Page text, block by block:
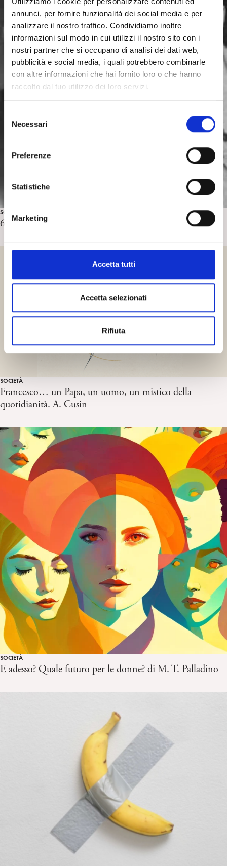
annunci, per fornire funzionalità dei social media e per
analizzare il nostro traffico. Condividiamo inoltre
informazioni sul modo in cui utilizzi il nostro sito con i
nostri partner che si occupano di analisi dei dati web,
pubblicità e social media, i quali potrebbero combinarle
con altre informazioni che hai fornito loro o che hanno
raccolto dal tuo utilizzo dei loro servizi.
e
d
l
Necessari
Preferenze
Statistiche
Marketing
Accetta tutti
Accetta selezionati
Rifiuta
SOCIETÀ
6 maggio: scene da un anniversario. P. Moressa
SOCIETÀ
Francesco… un Papa, un uomo, un mistico della
quotidianità. A. Cusin
SOCIETÀ
E adesso? Quale futuro per le donne? di M. T. Palladino